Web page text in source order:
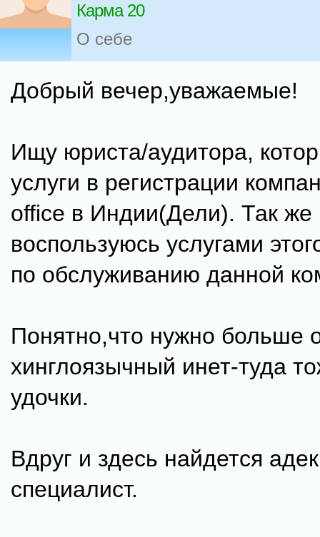
Карма 20
О себе
Добрый вечер,уважаемые!
Ищу юриста/аудитора,
услуги в регистрации
office в Индии(Дели). Так же
воспользуюсь услугами
по обслуживанию данной
Понятно,что нужно больше
хинглоязычный инет-туда
удочки.
Вдруг и здесь найдется
специалист.